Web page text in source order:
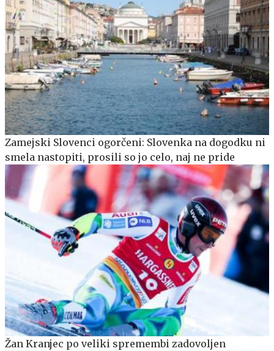
Zamejski Slovenci ogorčeni: Slovenka na dogodku ni
smela nastopiti, prosili so jo celo, naj ne pride
Žan Kranjec po veliki spremembi zadovoljen